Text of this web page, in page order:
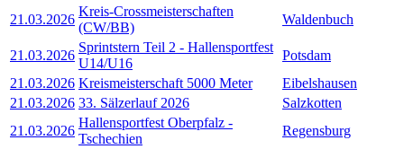
21.03.2026
Kreis-Crossmeisterschaften
(CW/BB)
Waldenbuch
21.03.2026
Sprintstern Teil 2 - Hallensportfest
U14/U16
Potsdam
21.03.2026 Kreismeisterschaft 5000 Meter
Eibelshausen
21.03.2026 33. Sälzerlauf 2026
Salzkotten
21.03.2026
Hallensportfest Oberpfalz -
Tschechien
Regensburg